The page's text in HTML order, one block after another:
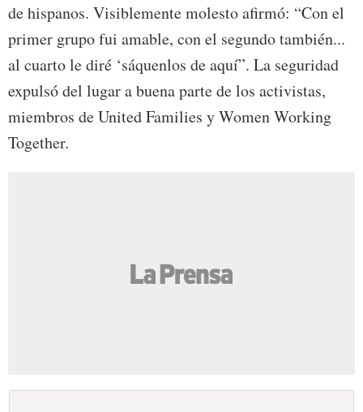
de hispanos. Visiblemente molesto afirmó: “Con el
primer grupo fui amable, con el segundo también...
al cuarto le diré ‘sáquenlos de aquí”. La seguridad
expulsó del lugar a buena parte de los activistas,
miembros de United Families y Women Working
Together.